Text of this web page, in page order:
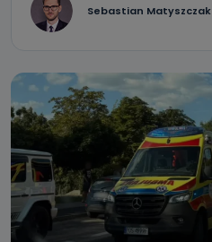
Sebastian Matyszczak